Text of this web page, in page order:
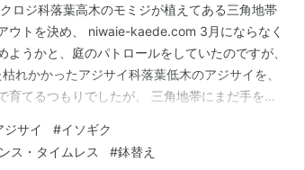
ロジ科落葉高木のモミジが植えてある三角地帯
ウトを決め、 niwaie-kaede.com 3月にならなく
うかと、庭のパトロールをしていたのですが、
れかかったアジサイ科落葉低木のアジサイを、
てるつもりでしたが、 三角地帯にまだ手を付
レイアウト アジサイを三角地帯の余白に植え
ジサイ #イソギク
ス・タイムレス #鉢替え